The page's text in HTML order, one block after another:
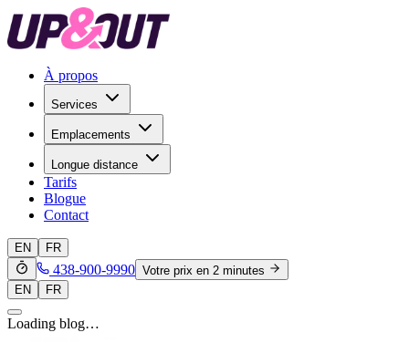
À propos
Services
Emplacements
Longue distance
Tarifs
Blogue
Contact
EN FR
438-900-9990 Votre prix en 2 minutes
EN
FR
Loading blog…